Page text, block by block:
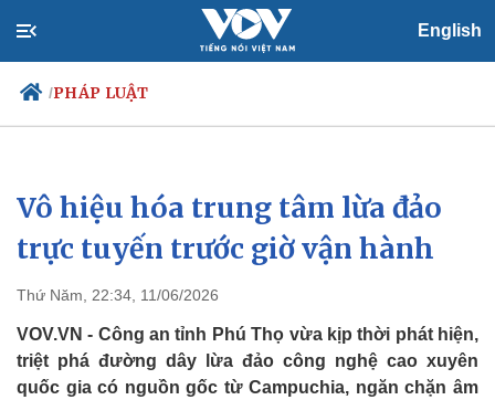
English
/PHÁP LUẬT
Chính trị
Đảng
Tổ chức nhân sự
Nhận diện sự thật
Xã hội
Tin 24h
Dự báo thời tiết
Việc làm
Biển đảo
Vô hiệu hóa trung tâm lừa đảo
trực tuyến trước giờ vận hành
Thứ Năm, 22:34, 11/06/2026
VOV.VN - Công an tỉnh Phú Thọ vừa kịp thời phát hiện,
triệt phá đường dây lừa đảo công nghệ cao xuyên
quốc gia có nguồn gốc từ Campuchia, ngăn chặn âm